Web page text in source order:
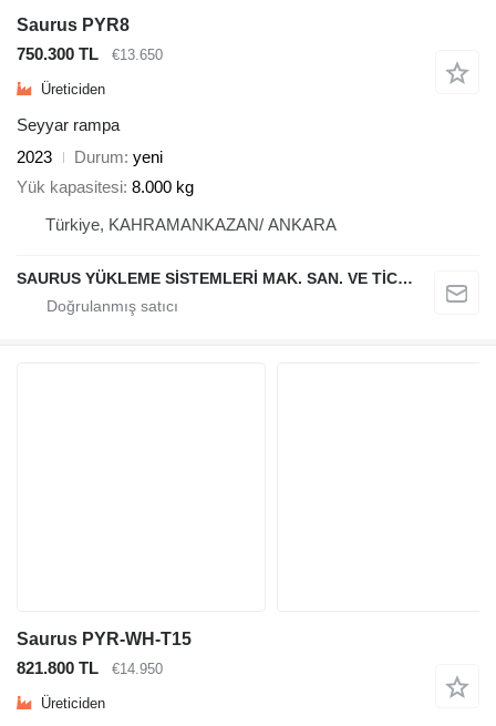
Saurus PYR8
750.300 TL
€13.650
Üreticiden
Seyyar rampa
2023
Durum yeni
Yük kapasitesi 8.000 kg
Türkiye, KAHRAMANKAZAN/ ANKARA
SAURUS YÜKLEME SİSTEMLERİ MAK. SAN. VE TİC. LTD. ŞTİ.
Saurus PYR-WH-T15
821.800 TL
€14.950
Üreticiden